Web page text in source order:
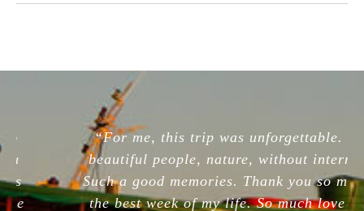
“For me, this trip was unforgettable. So
beautiful people, nature, without internet.
Such a good memories. Thank you so much,
the best week of my life. So much love for